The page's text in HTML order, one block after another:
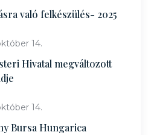
való felkészülés- 2025
14.
Hivatal megváltozott
14.
Bursa Hungarica